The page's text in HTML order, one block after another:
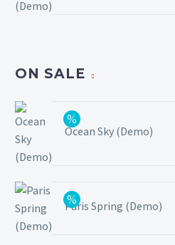
ON SALE
Ocean Sky (Demo)
Paris Spring (Demo)